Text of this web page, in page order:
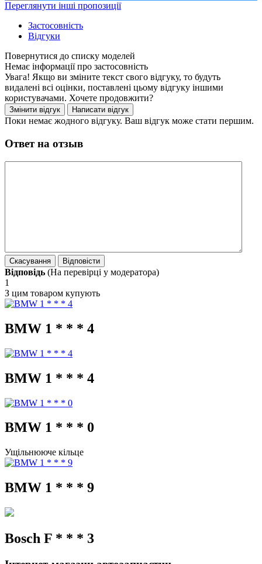
Переглянути інші пропозиції
Застосовність
Відгуки
Немає інформації про застосовність
Увага! Якщо ви зміните текст свого відгуку, то будуть
видалені всі оцінки, поставлені цьому відгуку іншими
користувачами. Хочете продовжити?
Поки немає жодного відгуку. Ваш відгук може стати першим.
Ответ на отзыв
Відповідь (На перевірці у модератора)
1
З цим товаром купують
BMW 1 * * * 4
BMW 1 * * * 4
BMW 1 * * * 0
Ущільнююче кільце
BMW 1 * * * 9
Bosch F * * * 3